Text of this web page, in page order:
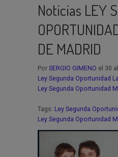
Noticias LEY
DE MADRID
Por SERGIO GIMENO el 30
Ley Segunda Oportunidad
Ley Segunda Oportunidad
Tags: Ley Segunda
Ley Segunda Oportunidad